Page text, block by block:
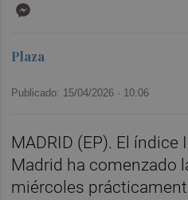
Plaza
Publicado: 15/04/2026 · 10:06
MADRID (EP). El índice
Madrid ha comenzado
miércoles